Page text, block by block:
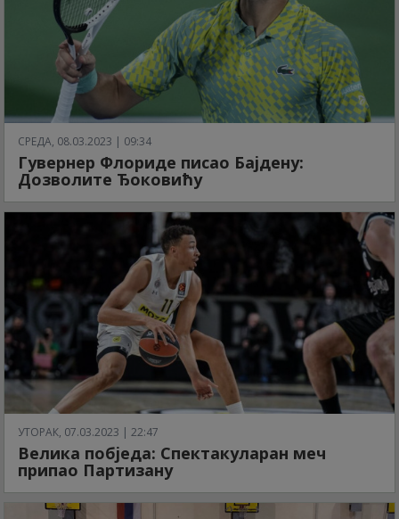
СРЕДА, 08.03.2023 | 09:34
Гувернер Флориде писао Бајдену:
Дозволите Ђоковићу
УТОРАК, 07.03.2023 | 22:47
Велика побједа: Спектакуларан меч
припао Партизану